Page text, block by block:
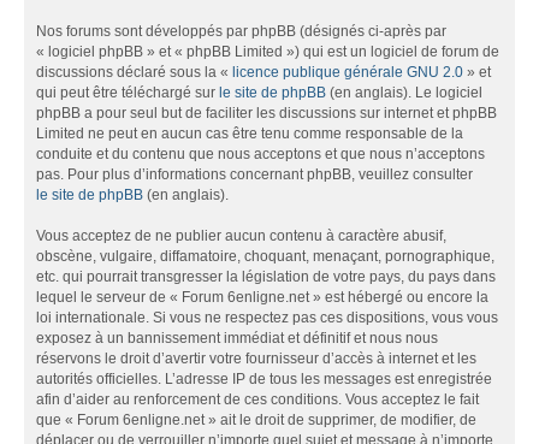
Nos forums sont développés par phpBB (désignés ci-après par
« logiciel phpBB » et « phpBB Limited ») qui est un logiciel de forum de
discussions déclaré sous la « licence publique générale GNU 2.0 » et
qui peut être téléchargé sur le site de phpBB (en anglais). Le logiciel
phpBB a pour seul but de faciliter les discussions sur internet et phpBB
Limited ne peut en aucun cas être tenu comme responsable de la
conduite et du contenu que nous acceptons et que nous n’acceptons
pas. Pour plus d’informations concernant phpBB, veuillez consulter
le site de phpBB (en anglais).
Vous acceptez de ne publier aucun contenu à caractère abusif,
obscène, vulgaire, diffamatoire, choquant, menaçant, pornographique,
etc. qui pourrait transgresser la législation de votre pays, du pays dans
lequel le serveur de « Forum 6enligne.net » est hébergé ou encore la
loi internationale. Si vous ne respectez pas ces dispositions, vous vous
exposez à un bannissement immédiat et définitif et nous nous
réservons le droit d’avertir votre fournisseur d’accès à internet et les
autorités officielles. L’adresse IP de tous les messages est enregistrée
afin d’aider au renforcement de ces conditions. Vous acceptez le fait
que « Forum 6enligne.net » ait le droit de supprimer, de modifier, de
déplacer ou de verrouiller n’importe quel sujet et message à n’importe